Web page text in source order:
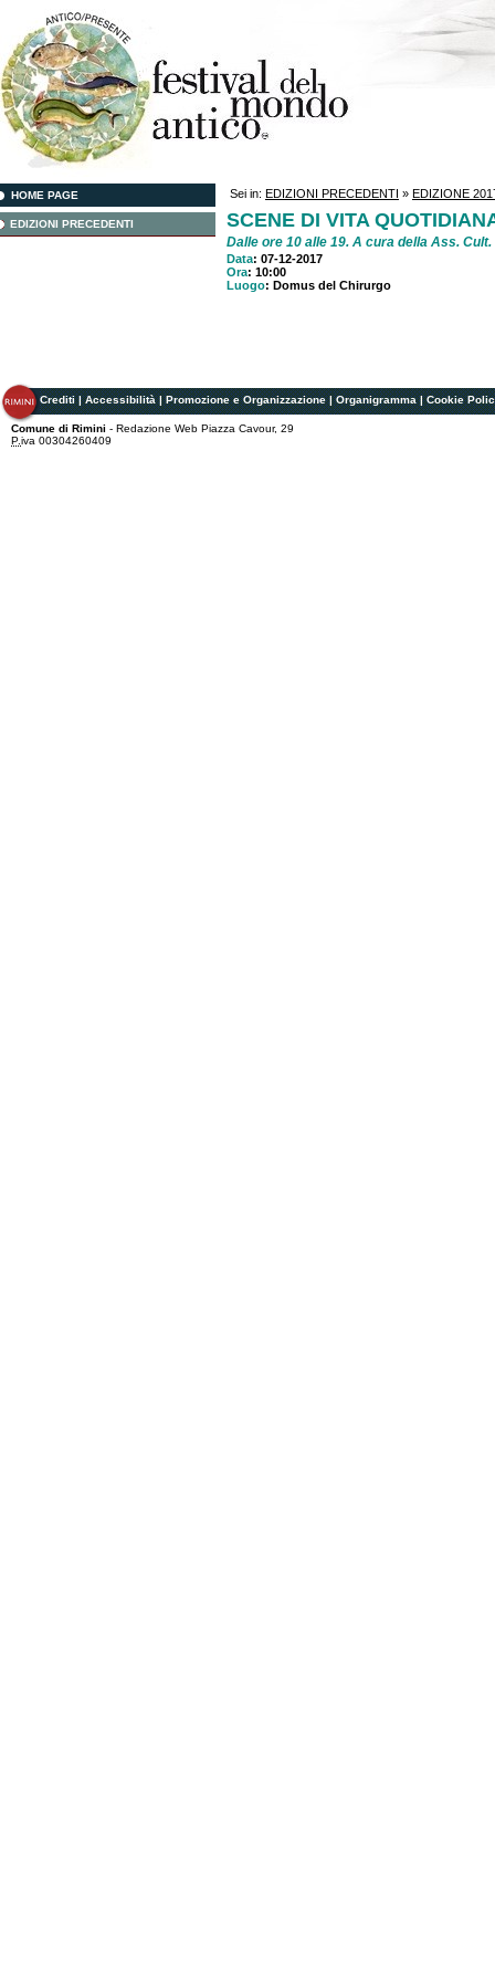
HOME PAGE
EDIZIONI PRECEDENTI
Sei in: EDIZIONI PRECEDENTI » EDIZIONE
SCENE DI VITA
Dalle ore 10 alle 19. A cura della Ass. Cult.
Data: 07-12-2017
Ora: 10:00
Luogo: Domus del Chirurgo
Crediti|Accessibilità|Promozione e Organizzazione|Organigramma|Cookie
Comune di Rimini - Redazione Web Piazza Cavour, 29
P.iva 00304260409